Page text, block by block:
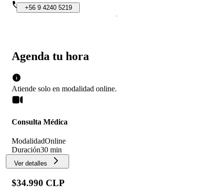
Agenda tu hora
Atiende solo en modalidad online.
Consulta Médica
ModalidadOnline
Duración30 min
Ver detalles
$34.990 CLP
+56 9 4240 5219